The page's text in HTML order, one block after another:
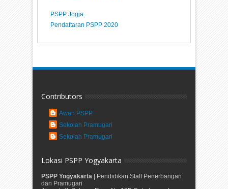
PSPP Jogja
Pendaftaran PSPP 2020
Contributors
Awan PSPP
Sekolah Pramugari
Sekolah Pramugari
Lokasi PSPP Yogyakarta
PSPP Yogyakarta| Pendidikan Staff Penerbangan
dan Pramugari